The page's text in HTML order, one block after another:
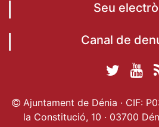
Seu
Canal de
Ajuntament de Dénia · CIF:
la Constitució, 10 · 03700